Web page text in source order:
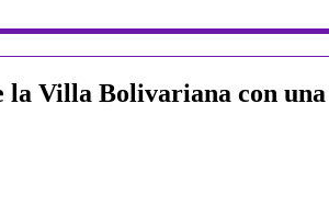
la Villa Bolivariana con una